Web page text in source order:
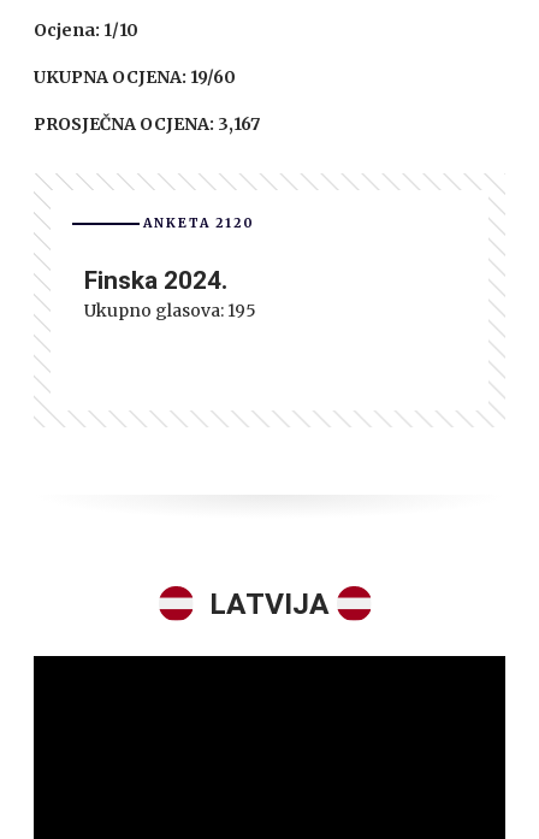
Ocjena: 1/10
UKUPNA OCJENA: 19/60
PROSJEČNA OCJENA: 3,167
ANKETA 2120
Finska 2024.
Ukupno glasova: 195
LATVIJA